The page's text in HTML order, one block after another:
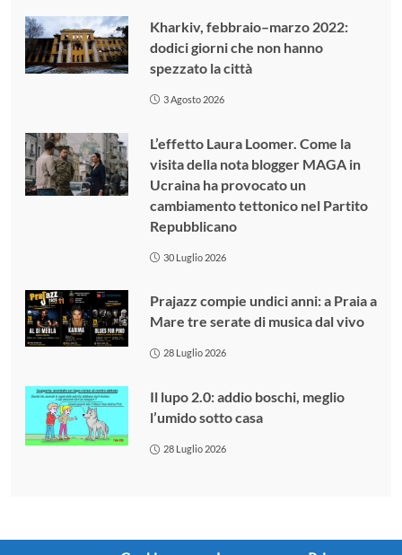
Kharkiv, febbraio–marzo 2022:
dodici giorni che non hanno
spezzato la città
3 Agosto 2026
L’effetto Laura Loomer. Come la
visita della nota blogger MAGA in
Ucraina ha provocato un
cambiamento tettonico nel Partito
Repubblicano
30 Luglio 2026
Prajazz compie undici anni: a Praia a
Mare tre serate di musica dal vivo
28 Luglio 2026
Il lupo 2.0: addio boschi, meglio
l’umido sotto casa
28 Luglio 2026